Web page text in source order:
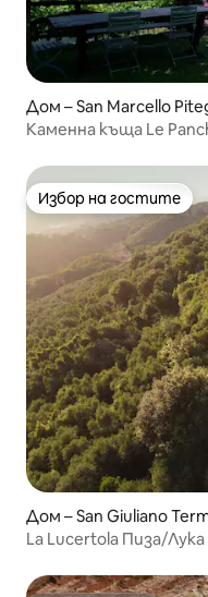
Дом – San Marcello
Каменна къща Le
Избор на гостите
Избор на гостите
Дом – San Giuliano
La Lucertola Пиза/